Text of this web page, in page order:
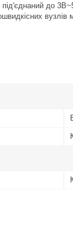
до
вузлів